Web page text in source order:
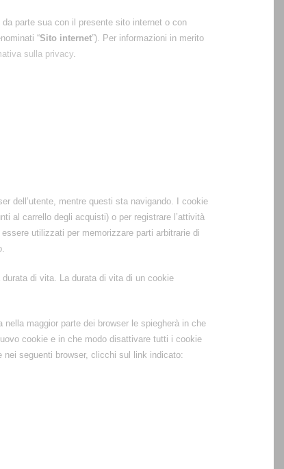
parte sua con il presente sito internet o con
“Sito internet”). Per informazioni in merito
sulla privacy.
dell’utente, mentre questi sta navigando. I cookie
al carrello degli acquisti) o per registrare l’attività
utilizzati per memorizzare parti arbitrarie di
di vita. La durata di vita di un cookie
maggior parte dei browser le spiegherà in che
cookie e in che modo disattivare tutti i cookie
seguenti browser, clicchi sul link indicato: